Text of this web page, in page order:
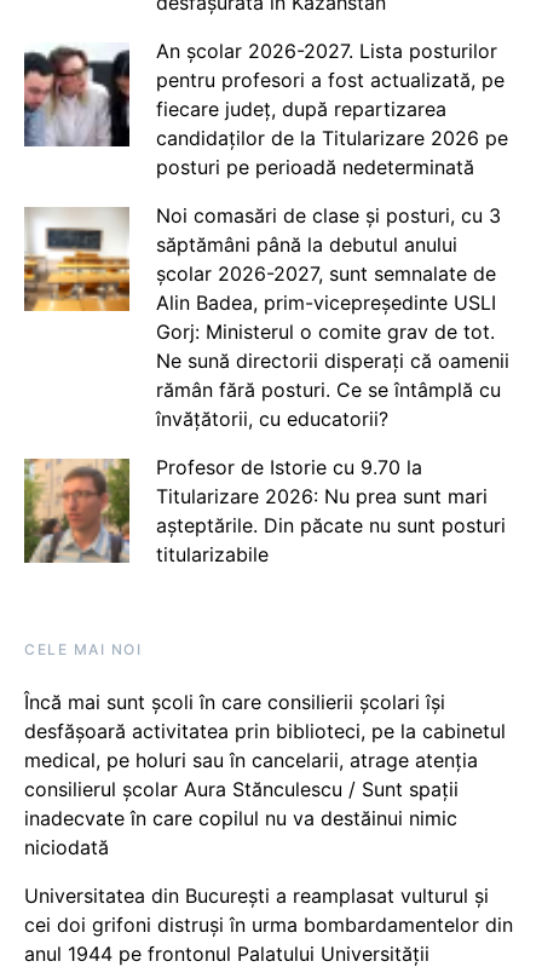
An școlar 2026-2027. Lista posturilor
pentru profesori a fost actualizată, pe
fiecare județ, după repartizarea
candidaților de la Titularizare 2026 pe
posturi pe perioadă nedeterminată
Noi comasări de clase și posturi, cu 3
săptămâni până la debutul anului
școlar 2026-2027, sunt semnalate de
Alin Badea, prim-vicepreședinte USLI
Gorj: Ministerul o comite grav de tot.
Ne sună directorii disperați că oamenii
rămân fără posturi. Ce se întâmplă cu
învățătorii, cu educatorii?
Profesor de Istorie cu 9.70 la
Titularizare 2026: Nu prea sunt mari
așteptările. Din păcate nu sunt posturi
titularizabile
CELE MAI NOI
Încă mai sunt școli în care consilierii școlari își
desfășoară activitatea prin biblioteci, pe la cabinetul
medical, pe holuri sau în cancelarii, atrage atenția
consilierul școlar Aura Stănculescu / Sunt spații
inadecvate în care copilul nu va destăinui nimic
niciodată
Universitatea din București a reamplasat vulturul și
cei doi grifoni distruși în urma bombardamentelor din
anul 1944 pe frontonul Palatului Universității